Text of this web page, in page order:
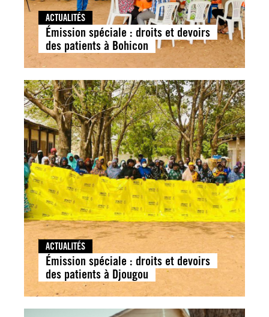
ACTUALITÉS
Émission spéciale : droits et devoirs
des patients à Bohicon
ACTUALITÉS
Émission spéciale : droits et devoirs
des patients à Djougou